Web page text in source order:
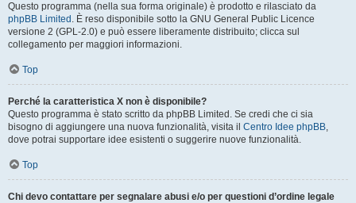
Questo programma (nella sua forma originale) è prodotto e rilasciato da
phpBB Limited . È reso disponibile sotto la GNU General Public Licence
versione 2 (GPL-2.0) e può essere liberamente distribuito; clicca sul
collegamento per maggiori informazioni.
Top
Perché la caratteristica X non è disponibile?
Questo programma è stato scritto da phpBB Limited. Se credi che ci sia
bisogno di aggiungere una nuova funzionalità, visita il Centro Idee phpBB,
dove potrai supportare idee esistenti o suggerire nuove funzionalità.
Top
Chi devo contattare per segnalare abusi e/o per questioni d’ordine legale